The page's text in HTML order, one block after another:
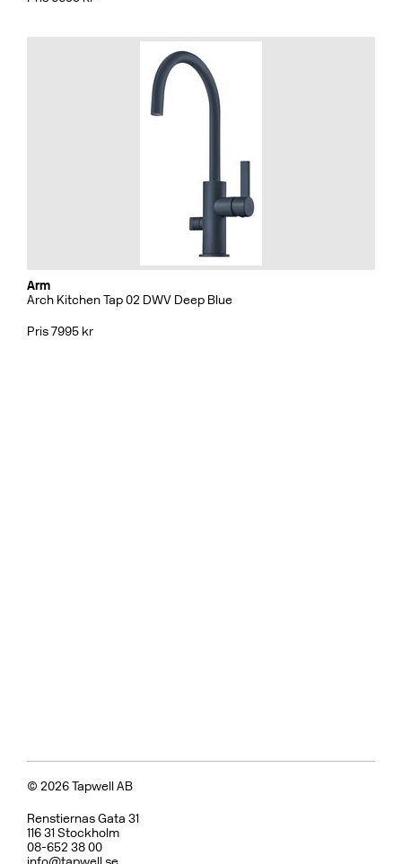
Arm
Arch Kitchen Tap 02 DWV Deep Blue
Pris 7995 kr
© 2026 Tapwell AB
Renstiernas Gata 31
116 31 Stockholm
08-652 38 00